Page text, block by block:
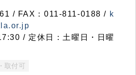
/ FAX：011-811-0188 / k
/ 定休日：土曜日・日曜
取付可